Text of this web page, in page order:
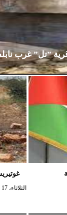
”تل” غرب
الثلاثاء، 17 فبراير 2026